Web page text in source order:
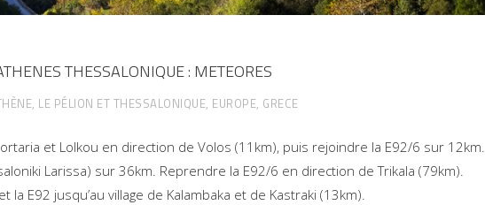
THESSALONIQUE : METEORES
LE PÉLION ET THESSALONIQUE, EUROPE, GRECE
et Lolkou en direction de Volos (11km), puis rejoindre la E92/6 sur 12km.
Larissa) sur 36km. Reprendre la E92/6 en direction de Trikala (79km).
E92 jusqu’au village de Kalambaka et de Kastraki (13km).